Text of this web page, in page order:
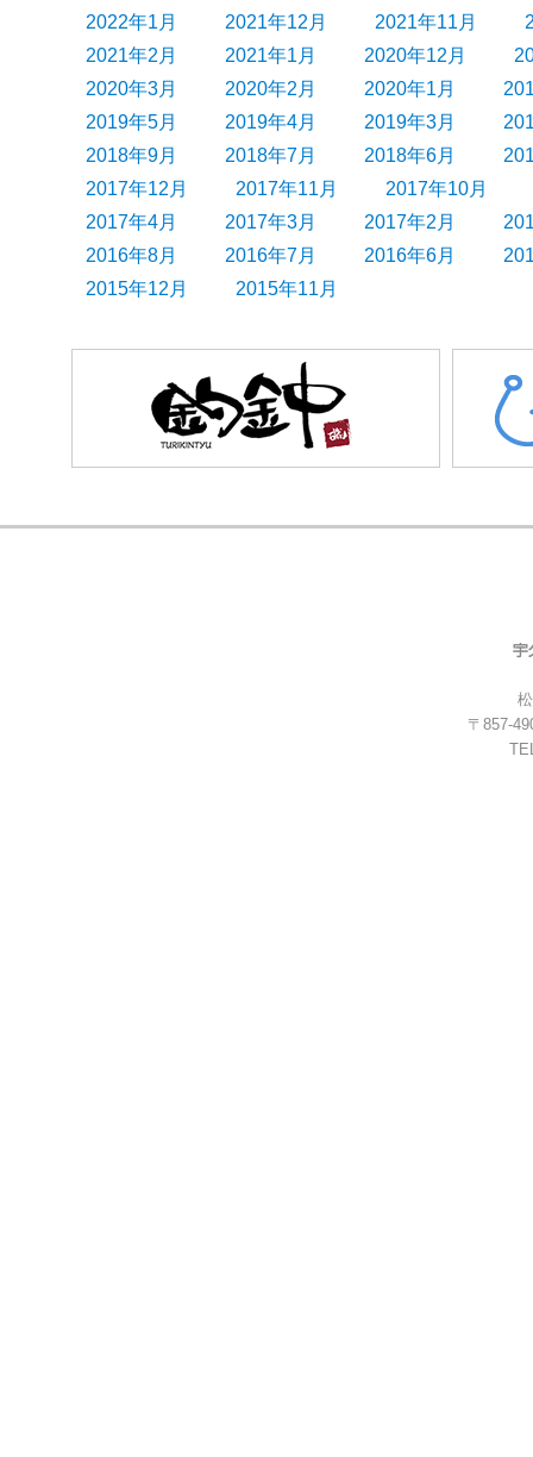
2022年1月
2021年12月 2021年11月
2021年2月
2021年1月 2020年12月
2020年3月
2020年2月 2020年1月
2019年5月
2019年4月 2019年3月
2018年9月
2018年7月 2018年6月
2017年12月
2017年11月
2017年10月
2017年4月
2017年3月 2017年2月
2016年8月
2016年7月 2016年6月
2015年12月
2015年11月
〒857-